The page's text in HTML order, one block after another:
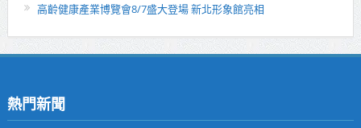
高齡健康產業博覽會8/7盛大登場 新北形象館亮相
熱門新聞